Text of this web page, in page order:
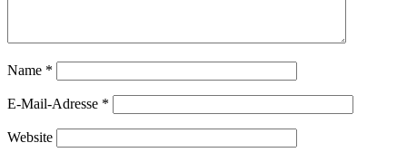
Name *
E-Mail-Adresse *
Website